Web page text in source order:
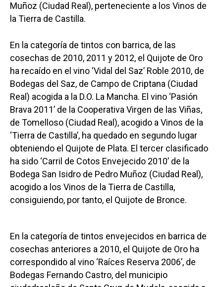
Muñoz (Ciudad Real), perteneciente a los Vinos de
la Tierra de Castilla.
En la categoría de tintos con barrica, de las
cosechas de 2010, 2011 y 2012, el Quijote de Oro
ha recaído en el vino ‘Vidal del Saz’ Roble 2010, de
Bodegas del Saz, de Campo de Criptana (Ciudad
Real) acogida a la D.O. La Mancha. El vino ‘Pasión
Brava 2011’ de la Cooperativa Virgen de las Viñas,
de Tomelloso (Ciudad Real), acogido a Vinos de la
‘Tierra de Castilla’, ha quedado en segundo lugar
obteniendo el Quijote de Plata. El tercer clasificado
ha sido ‘Carril de Cotos Envejecido 2010’ de la
Bodega San Isidro de Pedro Muñoz (Ciudad Real),
acogido a los Vinos de la Tierra de Castilla,
consiguiendo, por tanto, el Quijote de Bronce.
En la categoría de tintos envejecidos en barrica de
cosechas anteriores a 2010, el Quijote de Oro ha
correspondido al vino ‘Raíces Reserva 2006’, de
Bodegas Fernando Castro, del municipio